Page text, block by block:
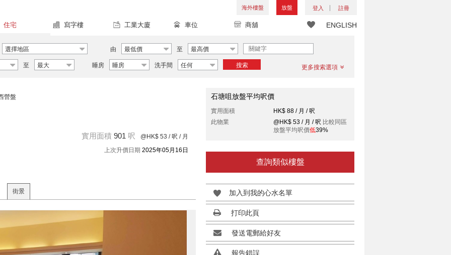
海外樓盤 放盤 登入 註冊
ENGLISH
住宅 寫字樓 工業大廈 車位 商舖
選擇地區 由 最低價 至 最高價
至 最大 睡房 睡房 洗手間 任何 搜索 更多搜索選項
營盤
實用面積 901 呎 @HK$ 53 / 呎 / 月
上次升價日期 2025年05月16日
街景
石塘咀放盤平均呎價
實用面積
HK$ 88 / 月 / 呎
此物業
@HK$ 53 / 月 / 呎 比較同區
放盤平均呎價低39%
查詢類似樓盤
加入到我的心水名單
打印此頁
發送電郵給好友
報告錯誤